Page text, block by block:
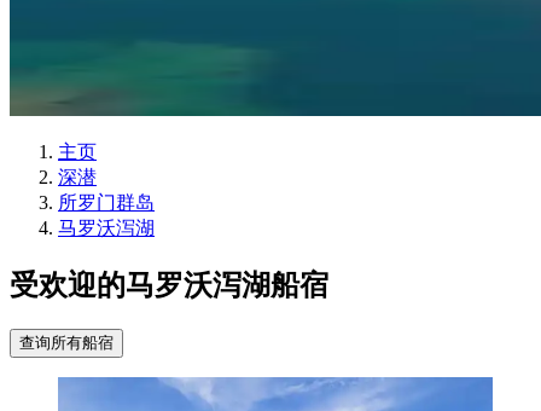
主页
深潜
所罗门群岛
马罗沃泻湖
受欢迎的马罗沃泻湖船宿
查询所有船宿